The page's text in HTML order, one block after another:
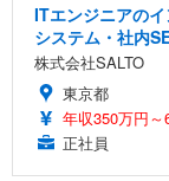
ITエンジニアの
システム・社内
株式会社SALTO
東京都
年収350万円～
正社員